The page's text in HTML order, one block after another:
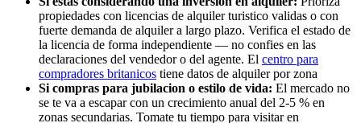
propiedades con licencias de alquiler turistico validas o con
fuerte demanda de alquiler a largo plazo. Verifica el estado de
la licencia de forma independiente — no confies en las
declaraciones del vendedor o del agente. El centro para
compradores britanicos tiene datos de alquiler por zona
Si compras para jubilacion o estilo de vida: El mercado no
se te va a escapar con un crecimiento anual del 2-5 % en
zonas secundarias. Tomate tu tiempo para visitar en